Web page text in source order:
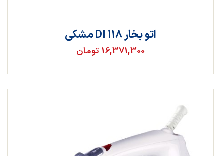
اتو بخار DI 118 مشکی
16,371,300 تومان